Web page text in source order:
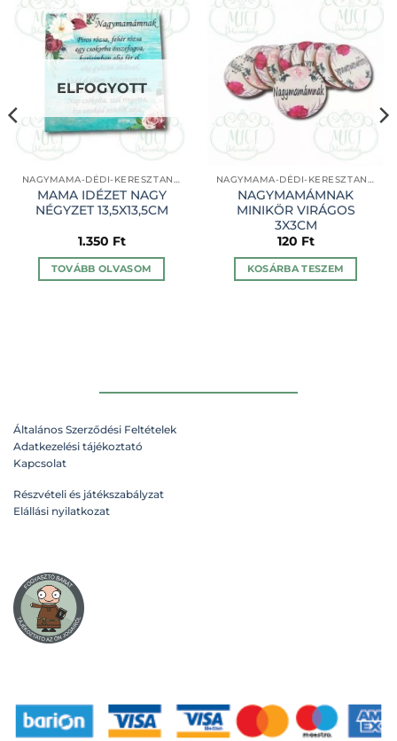
ELFOGYOTT
NAGYMAMA-DÉDI-KERESZTANYÁM
MAMA IDÉZET NAGY
NÉGYZET 13,5X13,5CM
1.350 Ft
TOVÁBB OLVASOM
NAGYMAMA-DÉDI-KERESZTANYÁM
NAGYMAMÁMNAK
MINIKÖR VIRÁGOS
3X3CM
120 Ft
KOSÁRBA TESZEM
Általános Szerződési Feltételek
Adatkezelési tájékoztató
Kapcsolat
Részvételi és játékszabályzat
Elállási nyilatkozat